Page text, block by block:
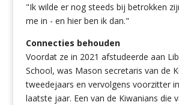
"Ik wilde er nog steeds bij betrokken
me in - en hier ben ik dan."
Connecties behouden
Voordat ze in 2021 afstudeerde aan
School, was Mason secretaris van de
tweedejaars en vervolgens voorzitter
laatste jaar. Een van de Kiwanians die